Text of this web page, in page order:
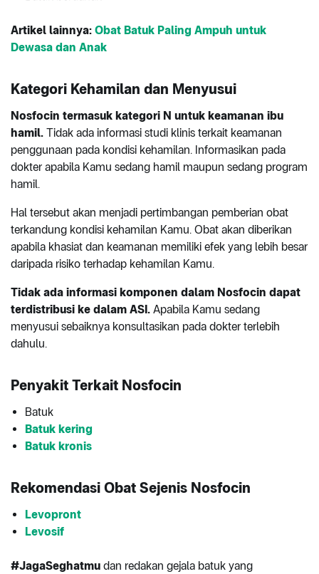
Artikel lainnya: Obat Batuk Paling Ampuh untuk
Dewasa dan Anak
Kategori Kehamilan dan Menyusui
Nosfocin termasuk kategori N untuk keamanan ibu
hamil. Tidak ada informasi studi klinis terkait keamanan
penggunaan pada kondisi kehamilan. Informasikan pada
dokter apabila Kamu sedang hamil maupun sedang program
hamil.
Hal tersebut akan menjadi pertimbangan pemberian obat
terkandung kondisi kehamilan Kamu. Obat akan diberikan
apabila khasiat dan keamanan memiliki efek yang lebih besar
daripada risiko terhadap kehamilan Kamu.
Tidak ada informasi komponen dalam Nosfocin dapat
terdistribusi ke dalam ASI. Apabila Kamu sedang
menyusui sebaiknya konsultasikan pada dokter terlebih
dahulu.
Penyakit Terkait Nosfocin
Batuk
Batuk kering
Batuk kronis
Rekomendasi Obat Sejenis Nosfocin
Levopront
Levosif
#JagaSeghatmu dan redakan gejala batuk yang